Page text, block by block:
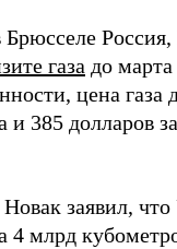
Брюсселе
газа до
цена газа
и 385 долларов
заявил, что
4 млрд